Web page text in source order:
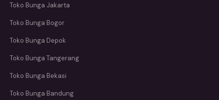
Toko Bunga Jakarta
Toko Bunga Bogor
Toko Bunga Depok
Toko Bunga Tangerang
Toko Bunga Bekasi
Toko Bunga Bandung